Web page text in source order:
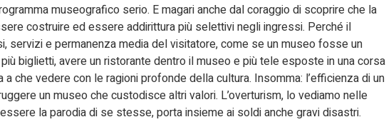
museografico serio. E magari anche dal coraggio di scoprire che la
costruire ed essere addirittura più selettivi negli ingressi. Perché il
servizi e permanenza media del visitatore, come se un museo fosse un
biglietti, avere un ristorante dentro il museo e più tele esposte in una corsa
che vedere con le ragioni profonde della cultura. Insomma: l’efficienza di un
un museo che custodisce altri valori. L’overturism, lo vediamo nelle
la parodia di se stesse, porta insieme ai soldi anche gravi disastri.